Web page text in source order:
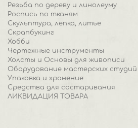
Резьба по дереву и линолеуму
Роспись по тканям
Скульптура, лепка, литье
Скрапбукинг
Хобби
Чертежные инструменты
Холсты и Основы для живописи
Оборудование мастерских студий
Упаковка и хранение
Средства для состаривания
ЛИКВИДАЦИЯ ТОВАРА